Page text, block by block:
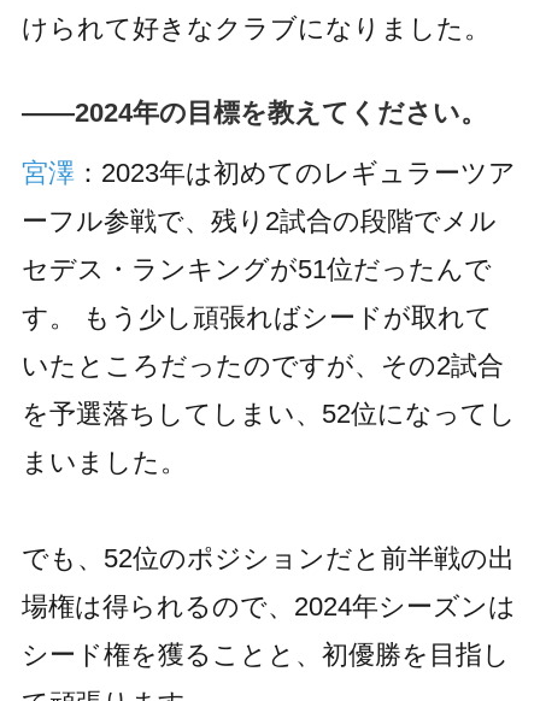
けられて好きなクラブになりました。
――2024年の目標を教えてください。
宮澤：2023年は初めてのレギュラーツア
ーフル参戦で、残り2試合の段階でメル
セデス・ランキングが51位だったんで
す。 もう少し頑張ればシードが取れて
いたところだったのですが、その2試合
を予選落ちしてしまい、52位になってし
まいました。
でも、52位のポジションだと前半戦の出
場権は得られるので、2024年シーズンは
シード権を獲ることと、初優勝を目指し